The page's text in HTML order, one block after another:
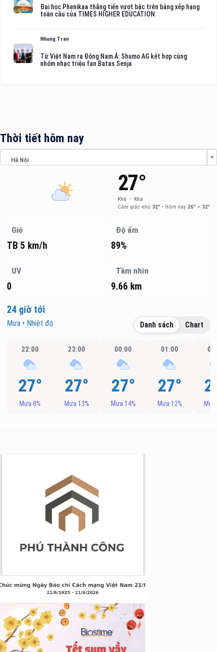
Đại học Phenikaa thăng tiến vượt bậc trên bảng xếp hạng
toàn cầu của TIMES HIGHER EDUCATION
Nhung Tran
Từ Việt Nam ra Đông Nam Á: Shumo AG kết hợp cùng
nhóm nhạc triệu fan Batas Senja
Thời tiết hôm nay
Hà Nội
27°
Khá • Khá
Cảm giác như 32° • Hôm nay 26° – 32°
Gió
TB 5 km/h
Độ ẩm
89%
UV
0
Tầm nhìn
9.66 km
24 giờ tới
Mưa • Nhiệt độ Danh sách Chart
22:00
27°
Mưa 8%
23:00
27°
Mưa 13%
00:00
27°
Mưa 14%
01:00
27°
Mưa 12% Mưa